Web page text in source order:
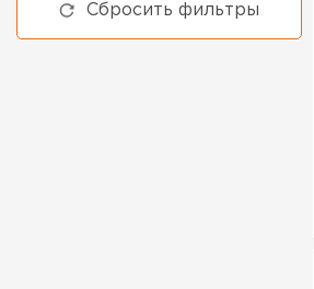
Сбросить фильтры